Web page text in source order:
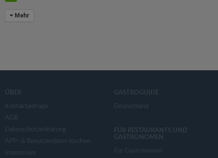
Mehr
ÜBER
Kontaktanfrage
AGB
Datenschutzerklärung
APP- & Benutzerdaten löschen
Impressum
GASTROGUIDE
Deutschland
FÜR RESTAURANTS UND
GASTRONOMEN
Für Gastronomen